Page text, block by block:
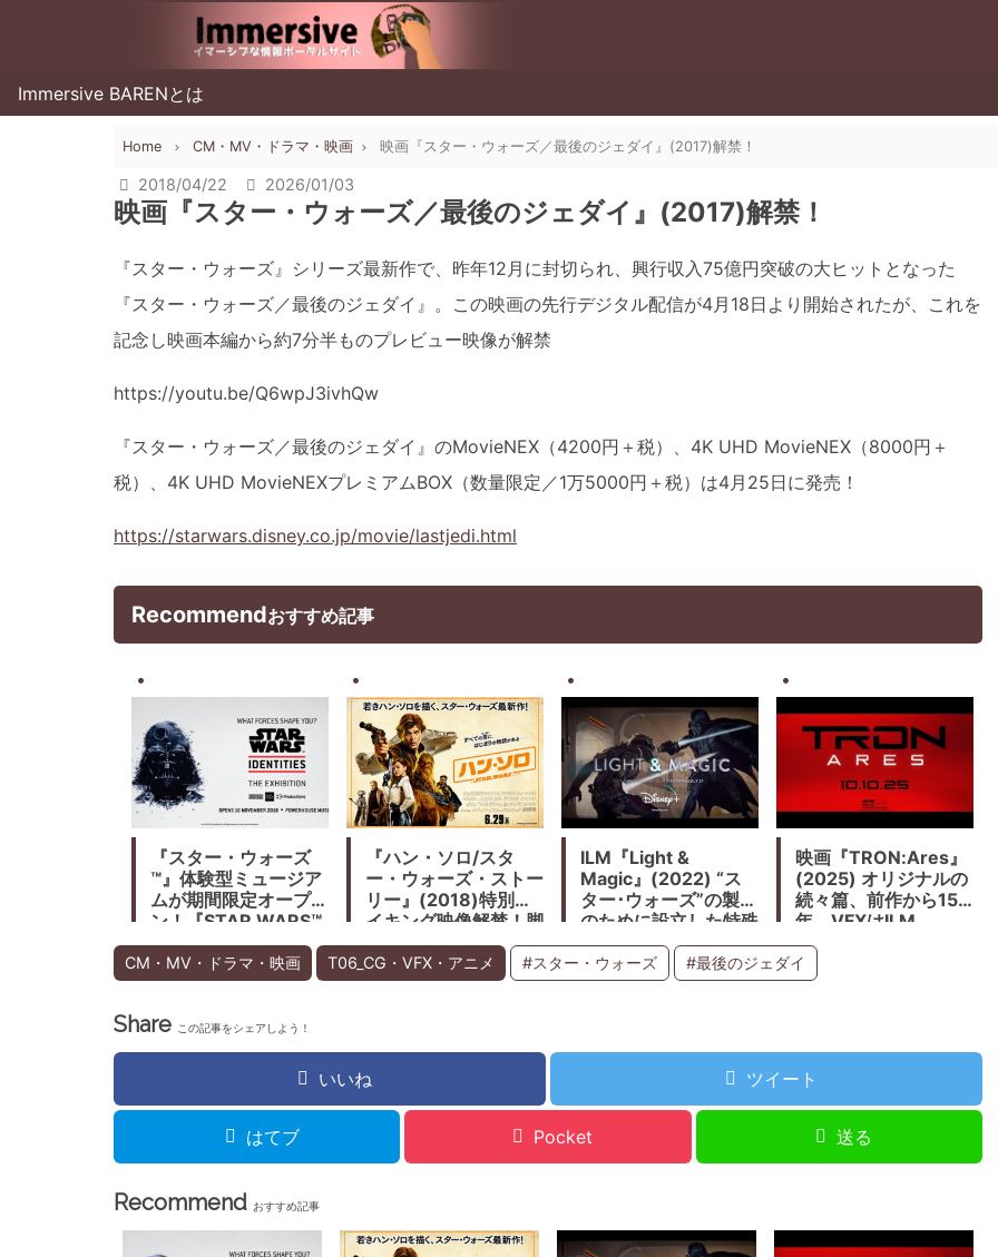
Immersive BARENとは
Home CM・MV・ドラマ・映画 映画『スター・ウォーズ／最後のジェダイ』(2017)解禁！
2018/04/22 2026/01/03
映画『スター・ウォーズ／最後のジェダイ』(2017)解禁！
『スター・ウォーズ』シリーズ最新作で、昨年12月に封切られ、興行収入75億円突破の大ヒットとなった
『スター・ウォーズ／最後のジェダイ』。この映画の先行デジタル配信が4月18日より開始されたが、これを
記念し映画本編から約7分半ものプレビュー映像が解禁
https://youtu.be/Q6wpJ3ivhQw
『スター・ウォーズ／最後のジェダイ』のMovieNEX（4200円＋税）、4K UHD MovieNEX（8000円＋
税）、4K UHD MovieNEXプレミアムBOX（数量限定／1万5000円＋税）は4月25日に発売！
https://starwars.disney.co.jp/movie/lastjedi.html
Recommendおすすめ記事
『スター・ウォーズ
™』体験型ミュージア
ムが期間限定オープ
ン！『STAR WARS™
Identities: The
Exhibition』 2019年
8月8日 (火)〜2020
倉庫G1-5Fにて
『ハン・ソロ/スタ
ー・ウォーズ・ストー
リー』(2018)特別メ
イキング映像解禁！脚
本ローレンス・キャス
ダン、監督はロン・ハ
ワード
ILM『Light &
Magic』(2022) “ス
ター･ウォーズ”の製作
のために設立した特殊
効果＆VFX制作会社イ
ンダストリアル･ライ
ト＆マジック社の歴史
Disney+にて。
映画『TRON:Ares』
(2025) オリジナルの
続々篇、前作から15
年。VFXはILM。
IMAX3D版も上映
CM・MV・ドラマ・映画 T06_CG・VFX・アニメ #スター・ウォーズ #最後のジェダイ
Share この記事をシェアしよう！
いいね ツイート
はてブ Pocket 送る
Recommend おすすめ記事